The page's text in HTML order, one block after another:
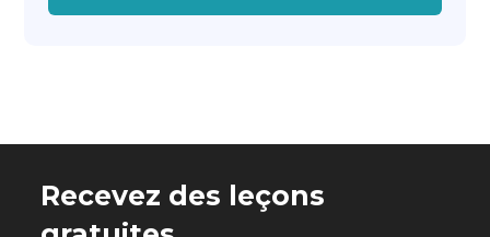
Recevez des leçons